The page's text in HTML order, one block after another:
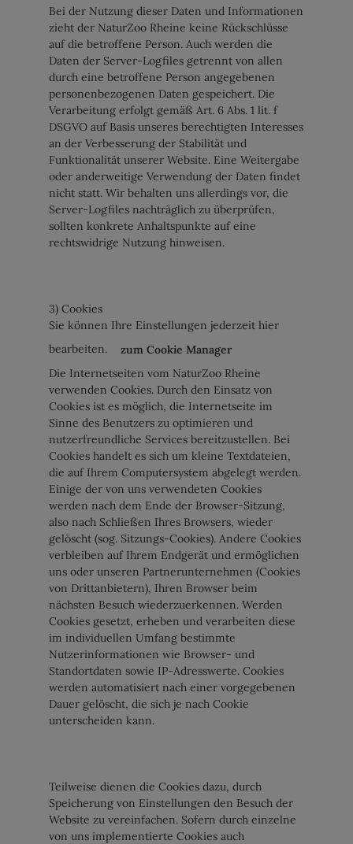
Bei der Nutzung dieser Daten und Informationen
zieht der NaturZoo Rheine keine Rückschlüsse
auf die betroffene Person. Auch werden die
Daten der Server-Logfiles getrennt von allen
durch eine betroffene Person angegebenen
personenbezogenen Daten gespeichert. Die
Verarbeitung erfolgt gemäß Art. 6 Abs. 1 lit. f
DSGVO auf Basis unseres berechtigten Interesses
an der Verbesserung der Stabilität und
Funktionalität unserer Website. Eine Weitergabe
oder anderweitige Verwendung der Daten findet
nicht statt. Wir behalten uns allerdings vor, die
Server-Logfiles nachträglich zu überprüfen,
sollten konkrete Anhaltspunkte auf eine
rechtswidrige Nutzung hinweisen.
3) Cookies
Sie können Ihre Einstellungen jederzeit hier
bearbeiten.
zum Cookie Manager
Die Internetseiten vom NaturZoo Rheine
verwenden Cookies. Durch den Einsatz von
Cookies ist es möglich, die Internetseite im
Sinne des Benutzers zu optimieren und
nutzerfreundliche Services bereitzustellen. Bei
Cookies handelt es sich um kleine Textdateien,
die auf Ihrem Computersystem abgelegt werden.
Einige der von uns verwendeten Cookies
werden nach dem Ende der Browser-Sitzung,
also nach Schließen Ihres Browsers, wieder
gelöscht (sog. Sitzungs-Cookies). Andere Cookies
verbleiben auf Ihrem Endgerät und ermöglichen
uns oder unseren Partnerunternehmen (Cookies
von Drittanbietern), Ihren Browser beim
nächsten Besuch wiederzuerkennen. Werden
Cookies gesetzt, erheben und verarbeiten diese
im individuellen Umfang bestimmte
Nutzerinformationen wie Browser- und
Standortdaten sowie IP-Adresswerte. Cookies
werden automatisiert nach einer vorgegebenen
Dauer gelöscht, die sich je nach Cookie
unterscheiden kann.
Teilweise dienen die Cookies dazu, durch
Speicherung von Einstellungen den Besuch der
Website zu vereinfachen. Sofern durch einzelne
von uns implementierte Cookies auch